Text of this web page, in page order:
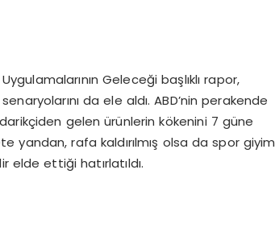
Geleceği başlıklı rapor,
da ele aldı. ABD’nin perakende
gelen ürünlerin kökenini 7 güne
yandan, rafa kaldırılmış olsa da spor giyim
elde ettiği hatırlatıldı.